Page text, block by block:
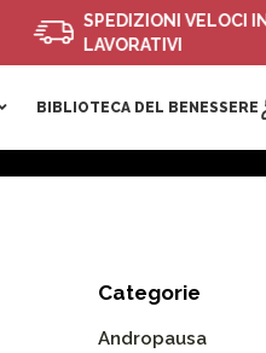
SPEDIZIONI VELOCI IN 2-3
LAVORATIVI
BIBLIOTECA DEL BENESSERE
Categorie
Andropausa